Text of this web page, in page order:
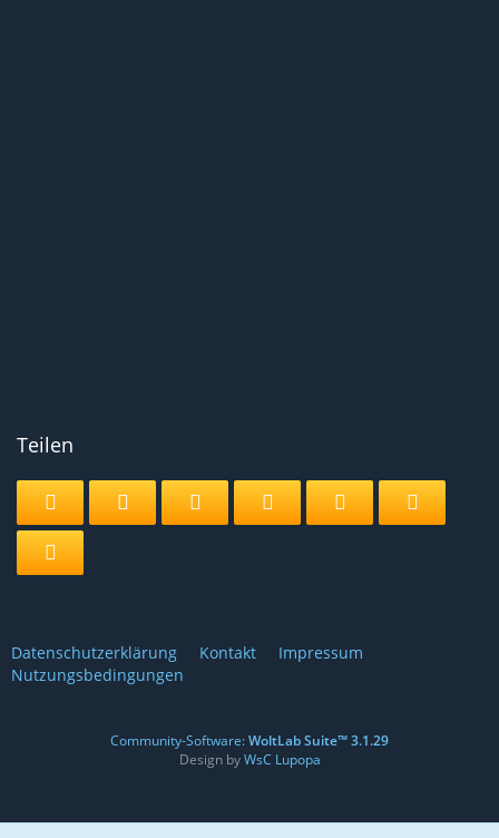
Teilen
Datenschutzerklärung Kontakt
Impressum
Nutzungsbedingungen
Community-Software:WoltLab Suite™ 3.1.29
Design byWsC Lupopa